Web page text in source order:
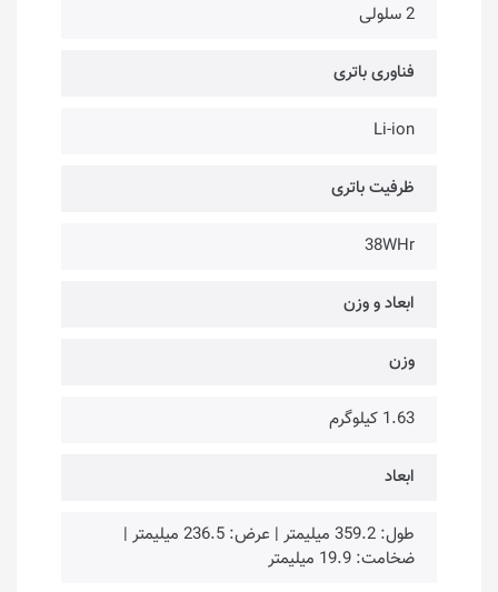
2 سلولی
فناوری باتری
Li-ion
ظرفیت باتری
38WHr
ابعاد و وزن
وزن
1.63 کیلوگرم
ابعاد
طول: 359.2 میلیمتر | عرض: 236.5 میلیمتر |
ضخامت: 19.9 میلیمتر